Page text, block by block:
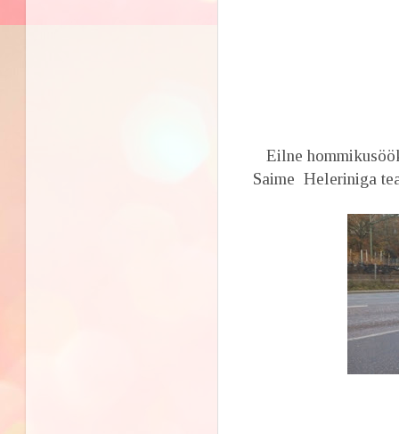
Eilne
Saime Heleriniga